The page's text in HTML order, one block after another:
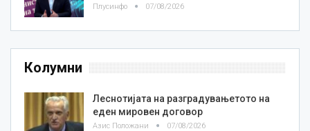
Плусинфо 07/08/2026
Колумни
Леснотијата на разградувањетото на
еден мировен договор
Азис Положани 07/08/2026